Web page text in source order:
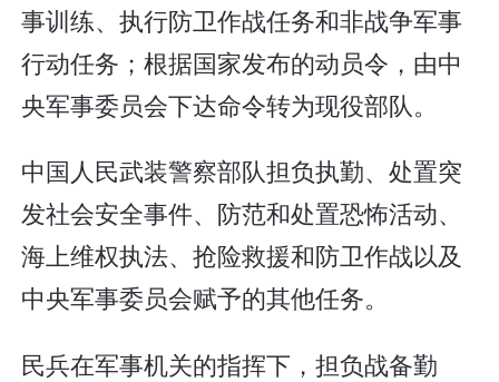
事训练、执行防卫作战任务和非战争军事
行动任务；根据国家发布的动员令，由中
央军事委员会下达命令转为现役部队。
中国人民武装警察部队担负执勤、处置突
发社会安全事件、防范和处置恐怖活动、
海上维权执法、抢险救援和防卫作战以及
中央军事委员会赋予的其他任务。
民兵在军事机关的指挥下，担负战备勤